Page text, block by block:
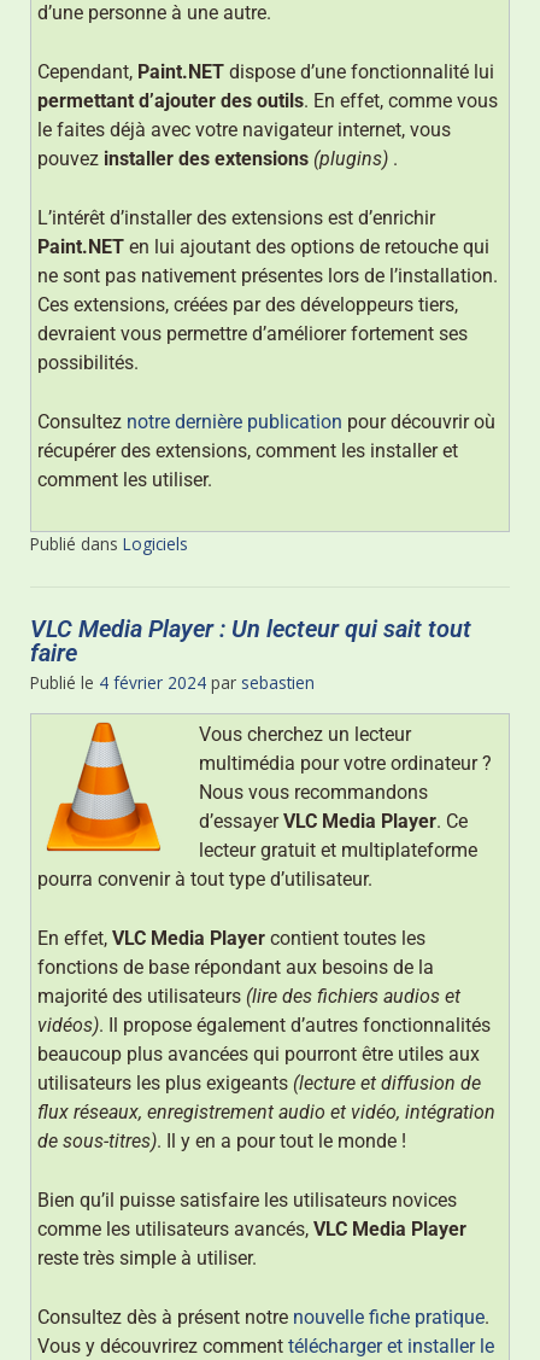
d’une personne à une autre.
Cependant, Paint.NET dispose d’une fonctionnalité lui
permettant d’ajouter des outils. En effet, comme vous
le faites déjà avec votre navigateur internet, vous
pouvez installer des extensions (plugins) .
L’intérêt d’installer des extensions est d’enrichir
Paint.NET en lui ajoutant des options de retouche qui
ne sont pas nativement présentes lors de l’installation.
Ces extensions, créées par des développeurs tiers,
devraient vous permettre d’améliorer fortement ses
possibilités.
Consultez notre dernière publication pour découvrir où
récupérer des extensions, comment les installer et
comment les utiliser.
Publié dans Logiciels
VLC Media Player : Un lecteur qui sait tout
faire
Publié le 4 février 2024 par sebastien
Vous cherchez un lecteur
multimédia pour votre ordinateur ?
Nous vous recommandons
d’essayerVLC Media Player. Ce
lecteur gratuit et multiplateforme
pourra convenir à tout type d’utilisateur.
En effet, VLC Media Player contient toutes les
fonctions de base répondant aux besoins de la
majorité des utilisateurs (lire des fichiers audios et
vidéos). Il propose également d’autres fonctionnalités
beaucoup plus avancées qui pourront être utiles aux
utilisateurs les plus exigeants (lecture et diffusion de
flux réseaux, enregistrement audio et vidéo, intégration
de sous-titres). Il y en a pour tout le monde !
Bien qu’il puisse satisfaire les utilisateurs novices
comme les utilisateurs avancés, VLC Media Player
reste très simple à utiliser.
Consultez dès à présent notre nouvelle fiche pratique.
Vous y découvrirez comment télécharger et installer le